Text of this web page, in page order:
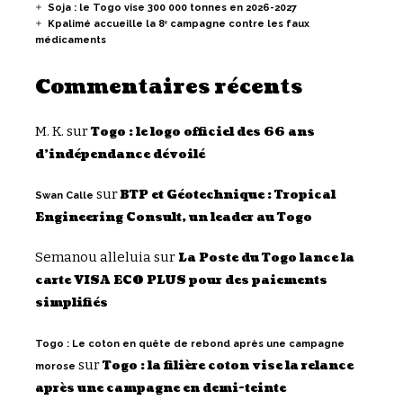
Soja : le Togo vise 300 000 tonnes en 2026-2027
Kpalimé accueille la 8ᵉ campagne contre les faux
médicaments
Commentaires récents
M. K. surTogo : le logo officiel des 66 ans
d’indépendance dévoilé
Swan Calle surBTP et Géotechnique : Tropical
Engineering Consult, un leader au Togo
Semanou alleluiasurLa Poste du Togo lance la
carte VISA ECO PLUS pour des paiements
simplifiés
Togo : Le coton en quête de rebond après une campagne
morose surTogo : la filière coton vise la relance
après une campagne en demi-teinte